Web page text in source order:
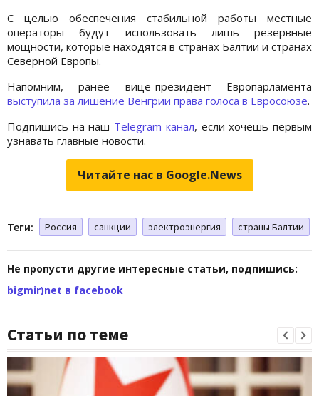
С целью обеспечения стабильной работы местные
операторы будут использовать лишь резервные
мощности, которые находятся в странах Балтии и странах
Северной Европы.
Напомним, ранее вице-президент Европарламента
выступила за лишение Венгрии права голоса в Евросоюзе.
Подпишись на наш Telegram-канал, если хочешь первым
узнавать главные новости.
Читайте нас в Google.News
Теги: Россия санкции электроэнергия страны Балтии
Не пропусти другие интересные статьи, подпишись:
bigmir)net в facebook
Статьи по теме